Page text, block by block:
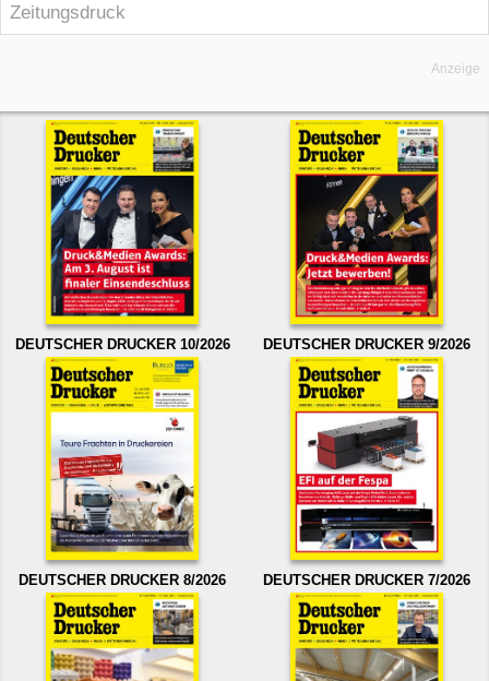
Zeitungsdruck
Anzeige
DEUTSCHER DRUCKER 10/2026 DEUTSCHER DRUCKER 9/2026
DEUTSCHER DRUCKER 8/2026 DEUTSCHER DRUCKER 7/2026